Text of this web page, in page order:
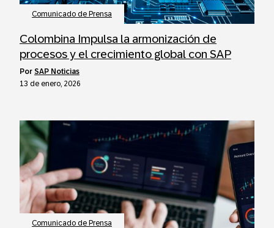
Comunicado de Prensa
Colombina Impulsa la armonización de
procesos y el crecimiento global con SAP
por SAP Noticias
13 de enero, 2026
Comunicado de Prensa